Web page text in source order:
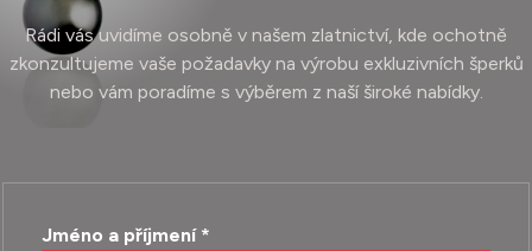
Rádi vás uvidíme osobně v našem zlatnictví, kde ochotně
zkonzultujeme vaše požadavky na výrobu exkluzivních šperků
nebo vám poradíme s výběrem z naší široké nabídky.
Jméno a příjmení*